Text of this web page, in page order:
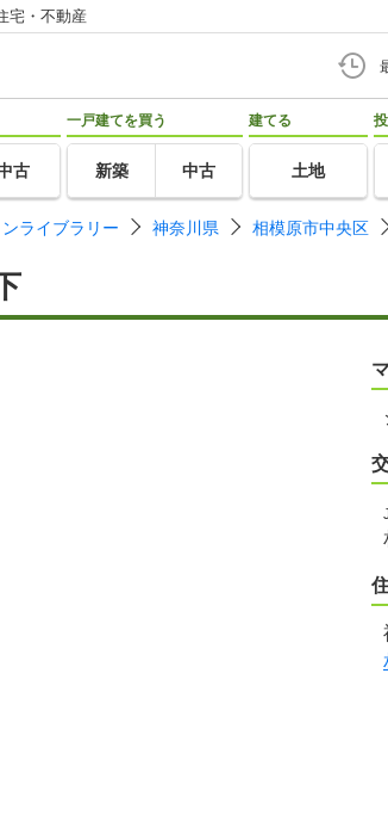
宅・不動産
古
一戸建てを買う
新築 中古
建てる
土地
ライブラリー 神奈川県 相模原市中央区